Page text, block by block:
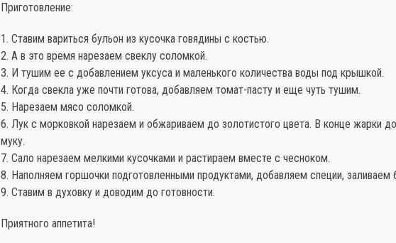
Приготовление:
1. Ставим вариться бульон из кусочка говядины с костью.
2. А в это время нарезаем свеклу соломкой.
3. И тушим ее с добавлением уксуса и маленького количества воды под крышкой.
4. Когда свекла уже почти готова, добавляем томат-пасту и еще чуть тушим.
5. Нарезаем мясо соломкой.
6. Лук с морковкой нарезаем и обжариваем до золотистого цвета. В конце жарки
муку.
7. Сало нарезаем мелкими кусочками и растираем вместе с чесноком.
8. Наполняем горшочки подготовленными продуктами, добавляем специи, заливаем
9. Ставим в духовку и доводим до готовности.
Приятного аппетита!